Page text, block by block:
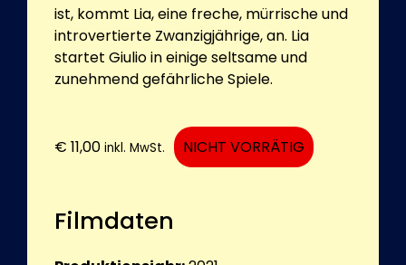
ist, kommt Lia, eine freche, mürrische und
introvertierte Zwanzigjährige, an. Lia
startet Giulio in einige seltsame und
zunehmend gefährliche Spiele.
€ 11,00 inkl. MwSt. NICHT VORRÄTIG
Filmdaten